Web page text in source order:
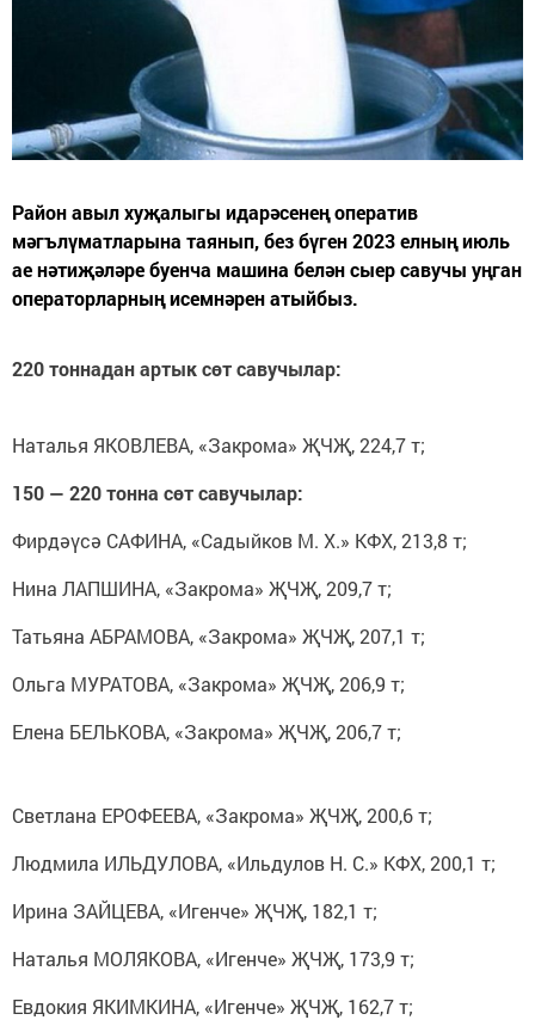
Район авыл хуҗалыгы идарәсенең оператив
мәгълүматларына таянып, без бүген 2023 елның июль
ае нәтиҗәләре буенча машина белән сыер савучы уңган
операторларның исемнәрен атыйбыз.
220 тоннадан артык сөт савучылар:
Наталья ЯКОВЛЕВА, «Закрома» ҖЧҖ, 224,7 т;
150 — 220 тонна сөт савучылар:
Фирдәүсә САФИНА, «Садыйков М. Х.» КФХ, 213,8 т;
Нина ЛАПШИНА, «Закрома» ҖЧҖ, 209,7 т;
Татьяна АБРАМОВА, «Закрома» ҖЧҖ, 207,1 т;
Ольга МУРАТОВА, «Закрома» ҖЧҖ, 206,9 т;
Елена БЕЛЬКОВА, «Закрома» ҖЧҖ, 206,7 т;
Светлана ЕРОФЕЕВА, «Закрома» ҖЧҖ, 200,6 т;
Людмила ИЛЬДУЛОВА, «Ильдулов Н. С.» КФХ, 200,1 т;
Ирина ЗАЙЦЕВА, «Игенче» ҖЧҖ, 182,1 т;
Наталья МОЛЯКОВА, «Игенче» ҖЧҖ, 173,9 т;
Евдокия ЯКИМКИНА, «Игенче» ҖЧҖ, 162,7 т;